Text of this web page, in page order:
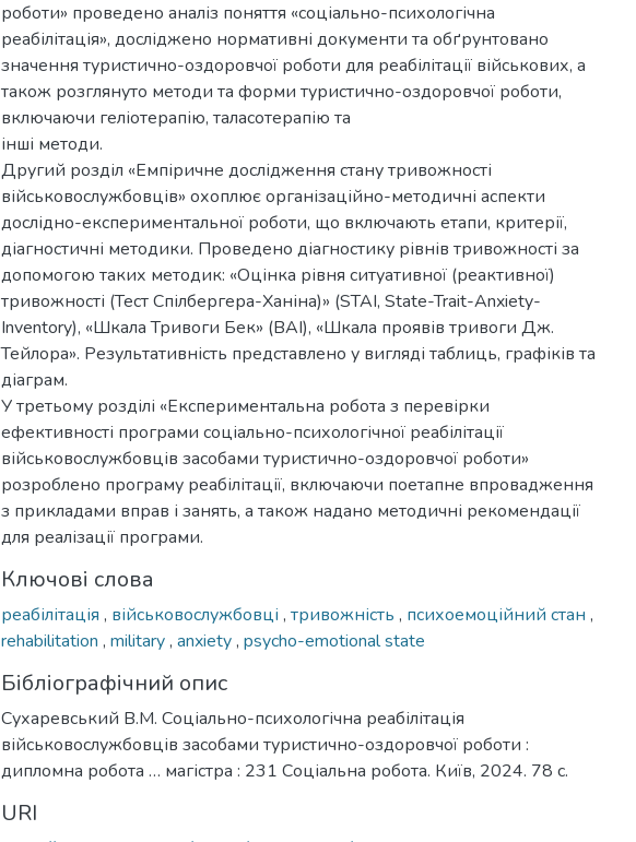
роботи» проведено аналіз поняття «соціально-психологічна
реабілітація», досліджено нормативні документи та обґрунтовано
значення туристично-оздоровчої роботи для реабілітації військових, а
також розглянуто методи та форми туристично-оздоровчої роботи,
включаючи геліотерапію, таласотерапію та
інші методи.
Другий розділ «Емпіричне дослідження стану тривожності
військовослужбовців» охоплює організаційно-методичні аспекти
дослідно-експериментальної роботи, що включають етапи, критерії,
діагностичні методики. Проведено діагностику рівнів тривожності за
допомогою таких методик: «Оцінка рівня ситуативної (реактивної)
тривожності (Тест Спілбергера-Ханіна)» (STAI, State-Trait-Anxiety-
Inventory), «Шкала Тривоги Бек» (BAI), «Шкала проявів тривоги Дж.
Тейлора». Результативність представлено у вигляді таблиць, графіків та
діаграм.
У третьому розділі «Експериментальна робота з перевірки
ефективності програми соціально-психологічної реабілітації
військовослужбовців засобами туристично-оздоровчої роботи»
розроблено програму реабілітації, включаючи поетапне впровадження
з прикладами вправ і занять, а також надано методичні рекомендації
для реалізації програми.
Ключові слова
реабілітація , військовослужбовці , тривожність , психоемоційний стан ,
rehabilitation , military, anxiety, psycho-emotional state
Бібліографічний опис
Сухаревський В.М. Соціально-психологічна реабілітація
військовослужбовців засобами туристично-оздоровчої роботи :
дипломна робота … магістра : 231 Соціальна робота. Київ, 2024. 78 с.
URI